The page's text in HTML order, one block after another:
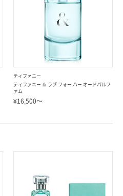
ティファニー
ティファニー ＆ ラブ フォー ハー オードパルフ
ァム
¥16,500～